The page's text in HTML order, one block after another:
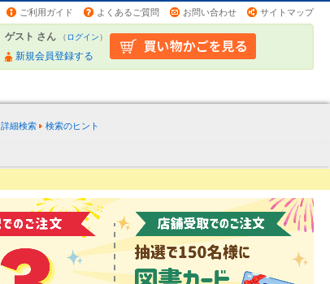
ご利用ガイド よくあるご質問 お問い合わせ サイトマップ
ゲスト さん （ログイン）
新規会員登録する
詳細検索 検索のヒント